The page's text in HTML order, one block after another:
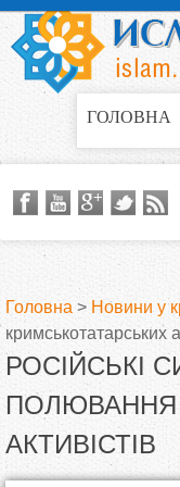
ГОЛОВНА
В
и
є
Головна > Новини у
кримськотатарських
РОСІЙСЬКІ
ПОЛЮВАННЯ
АКТИВІСТІВ